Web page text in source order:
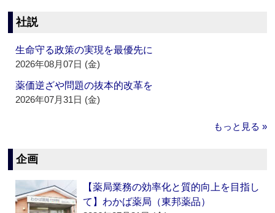
社説
生命守る政策の実現を最優先に
2026年08月07日 (金)
薬価逆ざや問題の抜本的改革を
2026年07月31日 (金)
もっと見る »
企画
【薬局業務の効率化と質的向上を目指し
て】わかば薬局（東邦薬品）